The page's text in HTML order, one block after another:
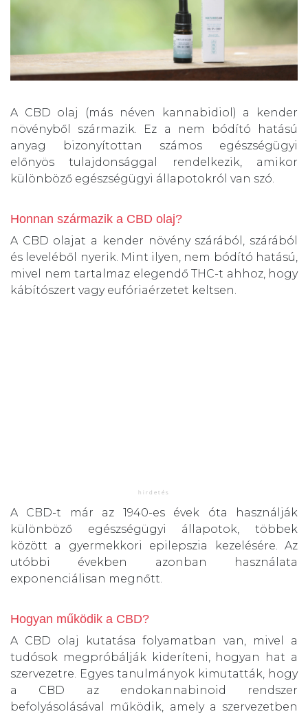
A CBD olaj (más néven kannabidiol) a kender
növényből származik. Ez a nem bódító hatású
anyag bizonyítottan számos egészségügyi
előnyös tulajdonsággal rendelkezik, amikor
különböző egészségügyi állapotokról van szó.
Honnan származik a CBD olaj?
A CBD olajat a kender növény szárából, szárából
és leveléből nyerik. Mint ilyen, nem bódító hatású,
mivel nem tartalmaz elegendő THC-t ahhoz, hogy
kábítószert vagy eufóriaérzetet keltsen.
A CBD-t már az 1940-es évek óta használják
különböző egészségügyi állapotok, többek
között a gyermekkori epilepszia kezelésére. Az
utóbbi években azonban használata
exponenciálisan megnőtt.
Hogyan működik a CBD?
A CBD olaj kutatása folyamatban van, mivel a
tudósok megpróbálják kideríteni, hogyan hat a
szervezetre. Egyes tanulmányok kimutatták, hogy
a CBD az endokannabinoid rendszer
befolyásolásával működik, amely a szervezetben